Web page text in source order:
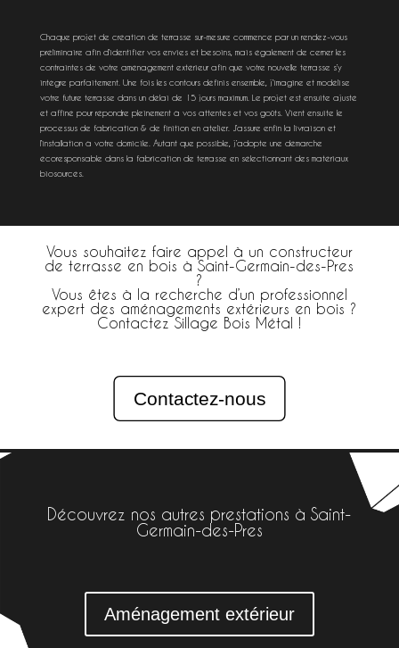
Chaque projet de création de terrasse sur-mesure commence par un rendez-vous
préliminaire afin d’identifier vos envies et besoins, mais également de cerner les
contraintes de votre aménagement extérieur afin que votre nouvelle terrasse s’y
intègre parfaitement. Une fois les contours définis ensemble, j’imagine et modélise
votre future terrasse dans un délai de 15 jours maximum. Le projet est ensuite ajusté
et affiné pour répondre pleinement à vos attentes et vos goûts. Vient ensuite le
processus de fabrication & de finition en atelier. J’assure enfin la livraison et
l’installation à votre domicile. Autant que possible, j’adopte une démarche
écoresponsable dans la fabrication de terrasse en sélectionnant des matériaux
biosourcés.
Vous souhaitez faire appel à un constructeur
de terrasse en bois à Saint-Germain-des-Pres
?
Vous êtes à la recherche d’un professionnel
expert des aménagements extérieurs en bois ?
Contactez Sillage Bois Métal !
Contactez-nous
Découvrez nos autres prestations à Saint-
Germain-des-Pres
Aménagement extérieur